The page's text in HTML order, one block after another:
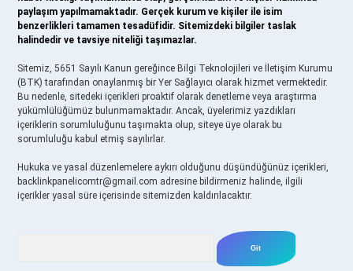
paylaşım yapılmamaktadır. Gerçek kurum ve kişiler ile isim
benzerlikleri tamamen tesadüfidir. Sitemizdeki bilgiler taslak
halindedir ve tavsiye niteliği taşımazlar.
Sitemiz, 5651 Sayılı Kanun gereğince Bilgi Teknolojileri ve İletişim Kurumu
(BTK) tarafından onaylanmış bir Yer Sağlayıcı olarak hizmet vermektedir.
Bu nedenle, sitedeki içerikleri proaktif olarak denetleme veya araştırma
yükümlülüğümüz bulunmamaktadır. Ancak, üyelerimiz yazdıkları
içeriklerin sorumluluğunu taşımakta olup, siteye üye olarak bu
sorumluluğu kabul etmiş sayılırlar.
Hukuka ve yasal düzenlemelere aykırı olduğunu düşündüğünüz içerikleri,
backlinkpanelicomtr@gmail.com adresine bildirmeniz halinde, ilgili
içerikler yasal süre içerisinde sitemizden kaldırılacaktır.